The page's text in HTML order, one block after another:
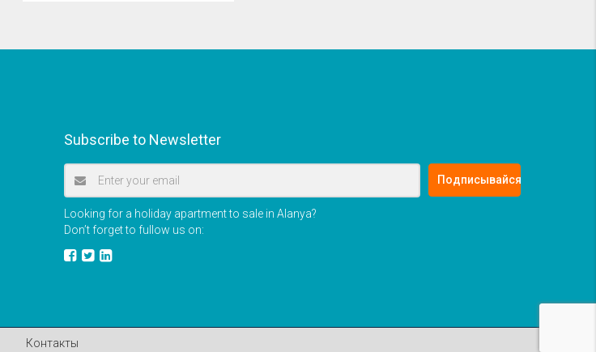
Subscribe to Newsletter
Подписывайся
Looking for a holiday apartment to sale in Alanya?
Don’t forget to fullow us on:
Контакты